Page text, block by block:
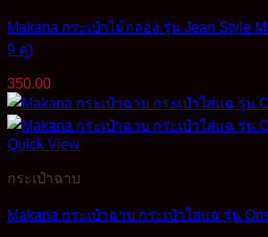
Makana กระเป๋าไม้กลอง รุ่น Jean Style
9 คู่)
350.00
Quick View
กระเป๋าฉาบ
Makana กระเป๋าฉาบ กระเป๋าใส่แฉ รุ่น